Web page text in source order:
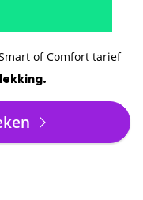
of Comfort tarief